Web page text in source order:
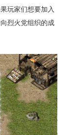
玩家们想要加入
烈火党组织的成